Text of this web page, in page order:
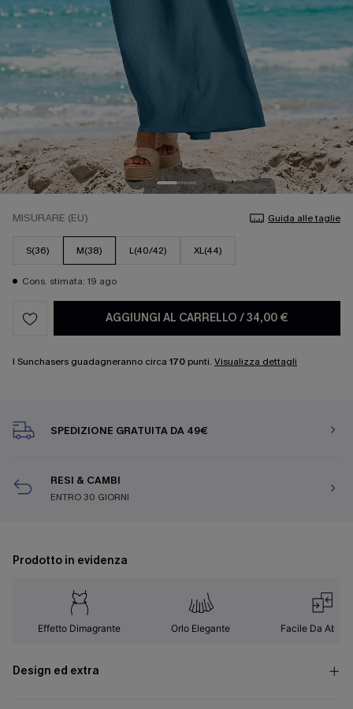
MISURARE (EU) Guida alle taglie
S(36) M(38) L(40/42) XL(44)
Cons. stimata: 19 ago
AGGIUNGI AL CARRELLO /34,00 €
I Sunchasers guadagneranno circa 170 punti. Visualizza dettagli
SPEDIZIONE GRATUITA DA 49€
RESI & CAMBI
ENTRO 30 GIORNI
Prodotto in evidenza
Effetto Dimagrante Orlo Elegante Facile Da
Design ed extra